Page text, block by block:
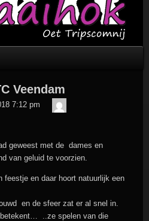
Veendam
7:12 pm
geweest met de dames en
van geluid te voorzien.
feestje en daar hoort natuurlijk een
en de sfeer zat er al snel in.
..ze spelen van die